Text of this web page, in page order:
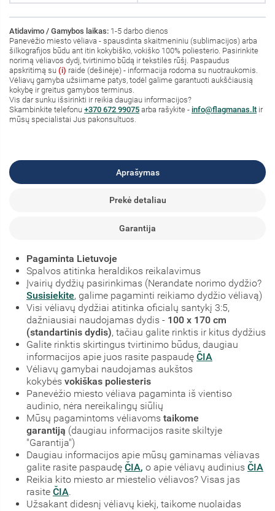
Atidavimo / Gamybos laikas: 1-5 darbo dienos
Panevėžio miesto vėliava - spausdinta skaitmeniniu (sublimacijos) arba
šilkografijos būdu ant itin kokybiško, vokiško 100% poliesterio. Pasirinkite
norimą vėliavos dydį, tvirtinimo būdą ir tekstilės rūšį. Paspaudus
apskritimą su (i) raide (dešinėje) - informacija rodoma su nuotraukomis.
Vėliavų gamyba užsiimame patys, todėl galime garantuoti aukščiausią
kokybę ir greitus gamybos terminus.
Vis dar sunku išsirinkti ir reikia daugiau informacijos?
Skambinkite telefonu +370 672 99075 arba rašykite - info@flagmanas.lt ir
mūsų specialistai Jus pakonsultuos.
Aprašymas
Prekė detaliau
Garantija
Pagaminta Lietuvoje
Spalvos atitinka heraldikos reikalavimus
Įvairių dydžių pasirinkimas (Nerandate norimo dydžio?
Susisiekite, galime pagaminti reikiamo dydžio vėliavą)
Visi vėliavų dydžiai atitinka oficialų santykį 3:5,
dažniausiai naudojamas dydis - 100 x 170 cm
(standartinis dydis), tačiau galite rinktis ir kitus dydžius
Galite rinktis skirtingus tvirtinimo būdus, daugiau
informacijos apie juos rasite paspaudę ČIA
Vėliavų gamybai naudojamas aukštos
kokybės vokiškas poliesteris
Panevėžio miesto vėliava pagaminta iš vientiso
audinio, nėra nereikalingų siūlių
Mūsų pagamintoms vėliavoms taikome
garantiją (daugiau informacijos rasite skiltyje
"Garantija")
Daugiau informacijos apie mūsų gaminamas vėliavas
galite rasite paspaudę ČIA, o apie vėliavų audinius ČIA
Reikia kito miesto ar miestelio vėliavos? Visas jas
rasite ČIA.
Užsakant didesnį vėliavų kiekį, taikome nuolaidas